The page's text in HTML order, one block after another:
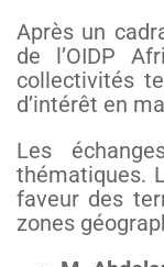
Après un
de l’OIDP
collectivités
d’intérêt en
Les
thématiques.
faveur des
zones